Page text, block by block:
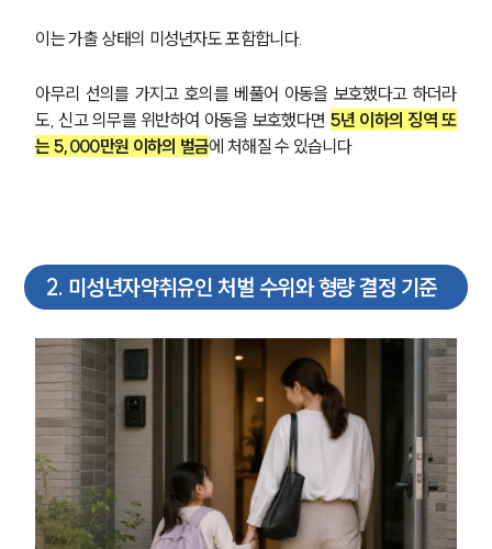
이는 가출 상태의 미성년자도 포함합니다.
아무리 선의를 가지고 호의를 베풀어 아동을 보호했다고 하더라
도, 신고 의무를 위반하여 아동을 보호했다면 5년 이하의 징역 또
는 5,000만원 이하의 벌금에 처해질 수 있습니다
2. 미성년자약취유인 처벌 수위와 형량 결정 기준